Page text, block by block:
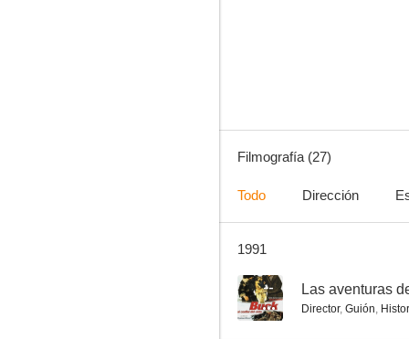
--
Filmografía (27)
Todo Dirección
1991
-- Las aventuras
Director, Guión,